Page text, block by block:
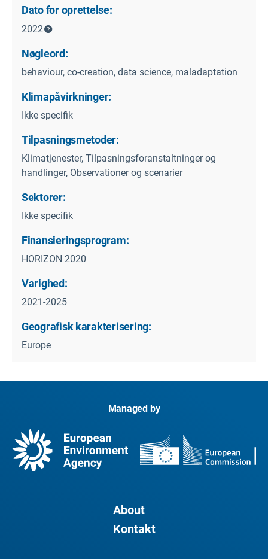
Dato for oprettelse:
2022
Nøgleord:
behaviour, co-creation, data science, maladaptation
Klimapåvirkninger:
Ikke specifik
Tilpasningsmetoder:
Klimatjenester, Tilpasningsforanstaltninger og
handlinger, Observationer og scenarier
Sektorer:
Ikke specifik
Finansieringsprogram:
HORIZON 2020
Varighed:
2021-2025
Geografisk karakterisering:
Europe
Managed by
About
Kontakt